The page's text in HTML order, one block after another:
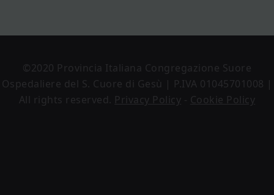
©2020 Provincia Italiana Congregazione Suore
Ospedaliere del S. Cuore di Gesù | P.IVA 01045701008 |
All rights reserved. Privacy Policy - Cookie Policy